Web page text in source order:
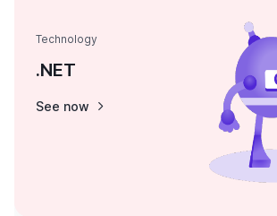
Technology
.NET
See now